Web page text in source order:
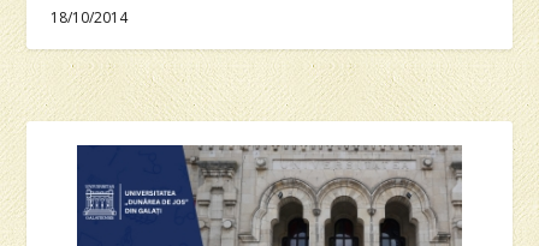
18/10/2014